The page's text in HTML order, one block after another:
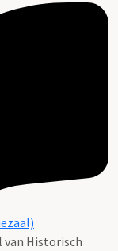
van Historisch